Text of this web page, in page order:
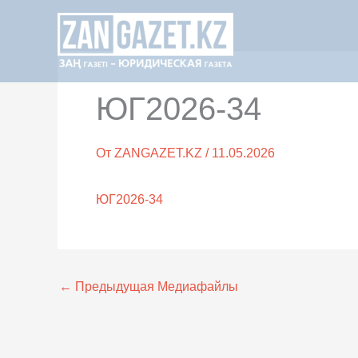
содержимому
ЮГ2026-34
От ZANGAZET.KZ / 11.05.2026
ЮГ2026-34
← Предыдущая Медиафайлы